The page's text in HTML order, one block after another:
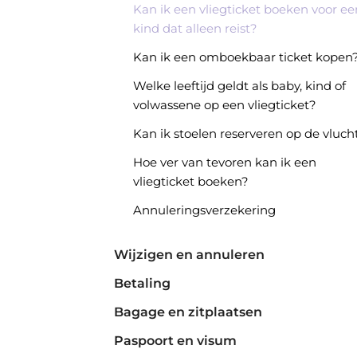
Kan ik een vliegticket boeken voor
kind dat alleen reist?
Kan ik een omboekbaar ticket
Welke leeftijd geldt als baby, kind of
volwassene op een vliegticket?
Kan ik stoelen reserveren op de
Hoe ver van tevoren kan ik een
vliegticket boeken?
Annuleringsverzekering
Wijzigen en annuleren
Betaling
Bagage en zitplaatsen
Paspoort en visum